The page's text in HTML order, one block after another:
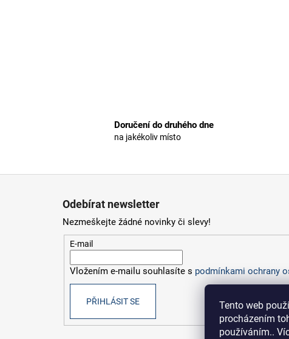
Tento web
procházením
používáním..
Doručení do druhého dne
na jakékoliv místo
Odebírat newsletter
Nezmeškejte žádné novinky či slevy!
E-mail
Vložením e-mailu souhlasíte s podmínkami ochrany
PŘIHLÁSIT SE